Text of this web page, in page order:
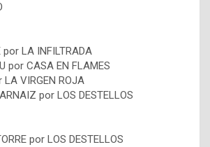
por LA INFILTRADA
por CASA EN FLAMES
VIRGEN ROJA
por LOS DESTELLOS
por LOS DESTELLOS